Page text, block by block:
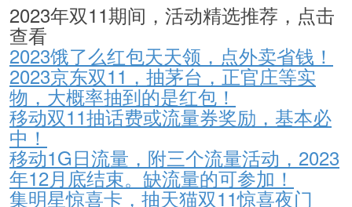
2023年双11期间，活动精选推荐，点击
查看
2023饿了么红包天天领，点外卖省钱！
2023京东双11，抽茅台，正官庄等实
物，大概率抽到的是红包！
移动双11抽话费或流量券奖励，基本必
中！
移动1G日流量，附三个流量活动，2023
年12月底结束。缺流量的可参加！
集明星惊喜卡，抽天猫双11惊喜夜门